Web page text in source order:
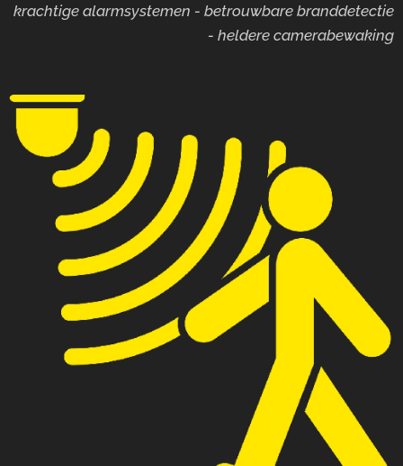
krachtige alarmsystemen - betrouwbare branddetectie
- heldere camerabewaking